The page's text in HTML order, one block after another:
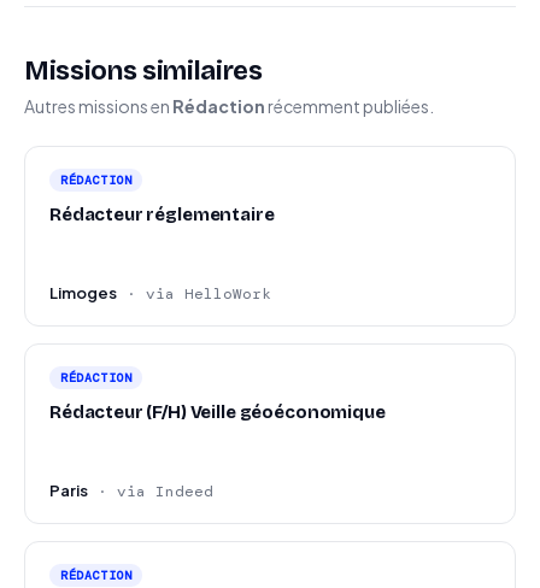
Missions similaires
Autres missions en Rédaction récemment publiées.
RÉDACTION
Rédacteur réglementaire
Limoges · via HelloWork
RÉDACTION
Rédacteur (F/H) Veille géoéconomique
Paris · via Indeed
RÉDACTION